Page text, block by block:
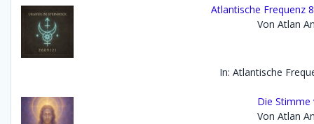
Atlantische Frequenz
Von Atlan
In: Atlantische
Die Stimme
Von Atlan